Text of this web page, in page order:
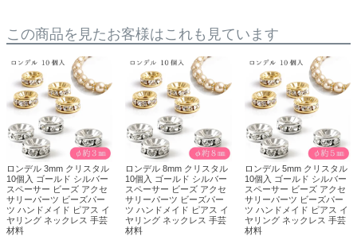
この商品を見たお客様はこれも見ています
ロンデル 3mm クリスタル
10個入 ゴールド シルバー
スペーサー ビーズ アクセ
サリーパーツ ビーズパー
ツ ハンドメイド ピアス イ
ヤリング ネックレス 手芸
材料
ロンデル 8mm クリスタル
10個入 ゴールド シルバー
スペーサー ビーズ アクセ
サリーパーツ ビーズパー
ツ ハンドメイド ピアス イ
ヤリング ネックレス 手芸
材料
ロンデル 5mm クリスタル
10個入 ゴールド シルバー
スペーサー ビーズ アクセ
サリーパーツ ビーズパー
ツ ハンドメイド ピアス イ
ヤリング ネックレス 手芸
材料